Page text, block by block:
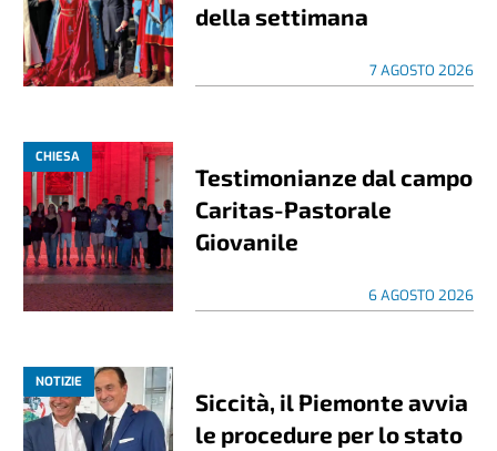
della settimana
7 AGOSTO 2026
CHIESA
Testimonianze dal campo
Caritas-Pastorale
Giovanile
6 AGOSTO 2026
NOTIZIE
Siccità, il Piemonte avvia
le procedure per lo stato